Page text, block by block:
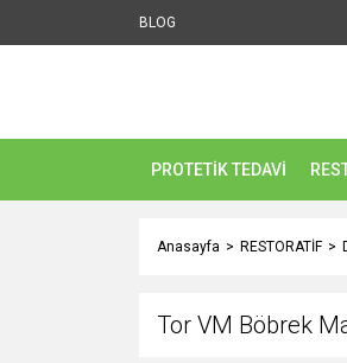
BLOG
PROTETİK TEDAVİ
Anasayfa RESTORATİF
Tor VM Böbrek